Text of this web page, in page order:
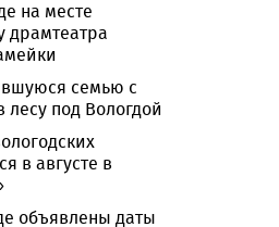
на месте
драмтеатра
семью с
под Вологдой
в августе в
объявлены даты